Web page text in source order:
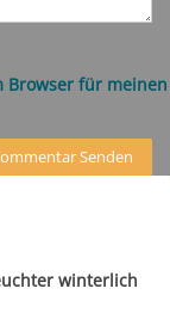
Browser für meinen
winterlich